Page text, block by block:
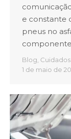
e constante
pneus no
Blog,
1 de maio de